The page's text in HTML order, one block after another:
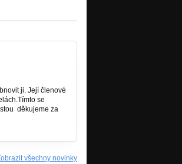
ji. Její členové
se
děkujeme za
všechny novinky